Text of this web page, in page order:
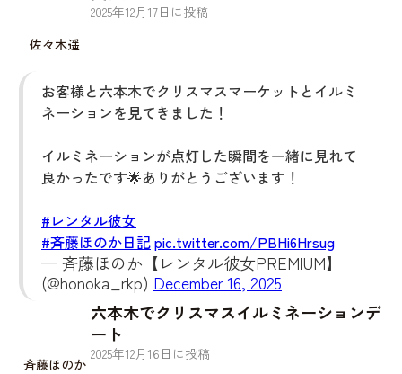
佐々木遥
2025年12月 17日に投稿
お客様と六本木でクリスマスマーケットとイルミ
ネーションを見てきました！
イルミネーションが点灯した瞬間を一緒に見れて
良かったです🌟ありがとうございます！
#レンタル彼女
#斉藤ほのか日記pic.twitter.com/PBHi6Hrsug
— 斉藤ほのか【レンタル彼女PREMIUM】
(@honoka_rkp) December 16, 2025
斉藤ほのか
六本木でクリスマスイルミネーションデ
ート
2025年12月 16 日に投稿